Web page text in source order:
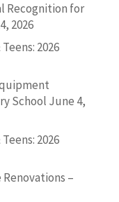
Recognition for
2026
2026
School June 4,
2026
–